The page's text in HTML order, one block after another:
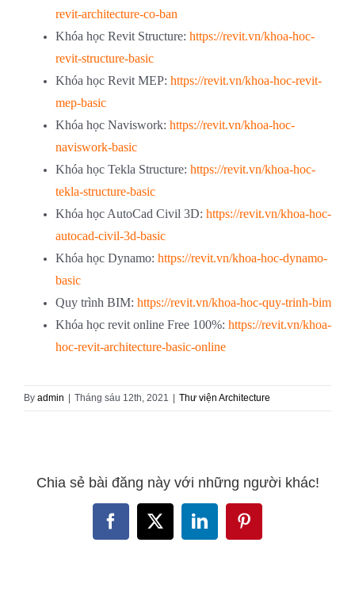
revit-architecture-co-ban
Khóa học Revit Structure: https://revit.vn/khoa-hoc-
revit-structure-basic
Khóa học Revit MEP: https://revit.vn/khoa-hoc-revit-
mep-basic
Khóa học Naviswork: https://revit.vn/khoa-hoc-
naviswork-basic
Khóa học Tekla Structure: https://revit.vn/khoa-hoc-
tekla-structure-basic
Khóa học AutoCad Civil 3D: https://revit.vn/khoa-hoc-
autocad-civil-3d-basic
Khóa học Dynamo: https://revit.vn/khoa-hoc-dynamo-
basic
Quy trình BIM: https://revit.vn/khoa-hoc-quy-trinh-bim
Khóa học revit online Free 100%: https://revit.vn/khoa-
hoc-revit-architecture-basic-online
By admin | Tháng sáu 12th, 2021 | Thư viện Architecture
Chia sẻ bài đăng này với những người khác!
Facebook
X LinkedInPinterest